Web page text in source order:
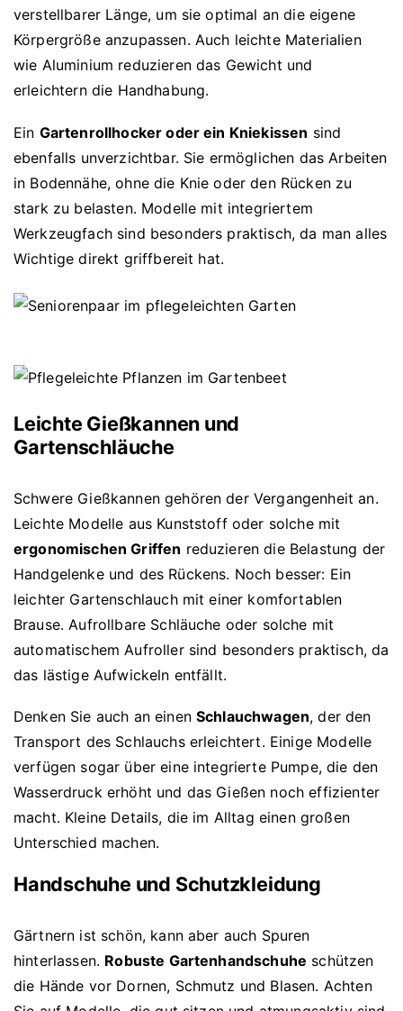
verstellbarer Länge, um sie optimal an die eigene
Körpergröße anzupassen. Auch leichte Materialien
wie Aluminium reduzieren das Gewicht und
erleichtern die Handhabung.
Ein Gartenrollhocker oder ein Kniekissen sind
ebenfalls unverzichtbar. Sie ermöglichen das Arbeiten
in Bodennähe, ohne die Knie oder den Rücken zu
stark zu belasten. Modelle mit integriertem
Werkzeugfach sind besonders praktisch, da man alles
Wichtige direkt griffbereit hat.
Leichte Gießkannen und
Gartenschläuche
Schwere Gießkannen gehören der Vergangenheit an.
Leichte Modelle aus Kunststoff oder solche mit
ergonomischen Griffen reduzieren die Belastung der
Handgelenke und des Rückens. Noch besser: Ein
leichter Gartenschlauch mit einer komfortablen
Brause. Aufrollbare Schläuche oder solche mit
automatischem Aufroller sind besonders praktisch, da
das lästige Aufwickeln entfällt.
Denken Sie auch an einen Schlauchwagen, der den
Transport des Schlauchs erleichtert. Einige Modelle
verfügen sogar über eine integrierte Pumpe, die den
Wasserdruck erhöht und das Gießen noch effizienter
macht. Kleine Details, die im Alltag einen großen
Unterschied machen.
Handschuhe und Schutzkleidung
Gärtnern ist schön, kann aber auch Spuren
hinterlassen. Robuste Gartenhandschuhe schützen
die Hände vor Dornen, Schmutz und Blasen. Achten